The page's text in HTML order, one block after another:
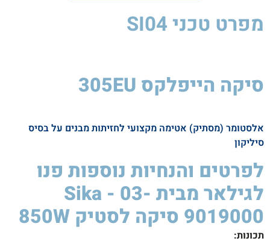
מפרט טכני
סיקה הייפלקס 305EU
אלסטומר (מסתיק) אטימה מקצועי לחזיתות מבנים על בסיס
סיליקון
לפרטים והנחיות נוספות פנו
לגילאר מבית Sika - 03-
9019000 סיקה לסטיק 850W ​
תכונות: